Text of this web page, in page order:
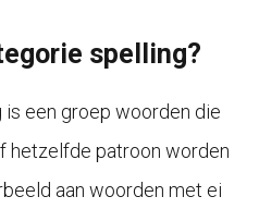
spelling?
een groep woorden die
hetzelfde patroon worden
aan woorden met ei